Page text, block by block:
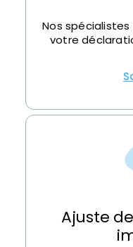
Nos
votre
Ajuste